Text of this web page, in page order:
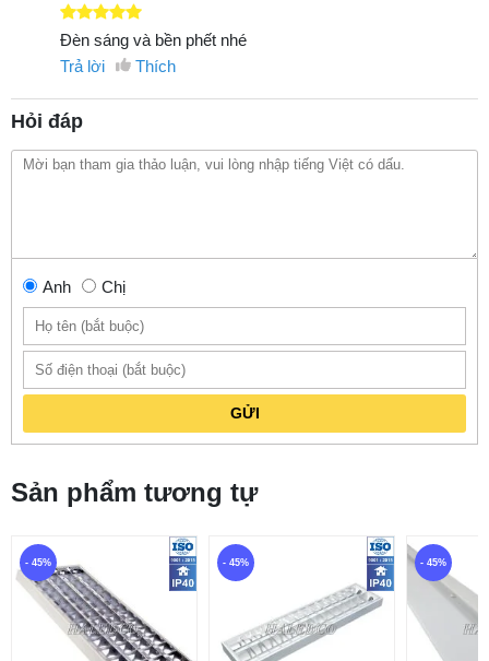
Đèn sáng và bền phết nhé
Trả lời
Thích
Hỏi đáp
Anh Chị
GỬI
Sản phẩm tương tự
- 45% - 45% - 45%